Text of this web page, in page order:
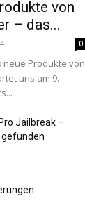
von
– das...
0
neue Produkte von
uns am 9.
Jailbreak –